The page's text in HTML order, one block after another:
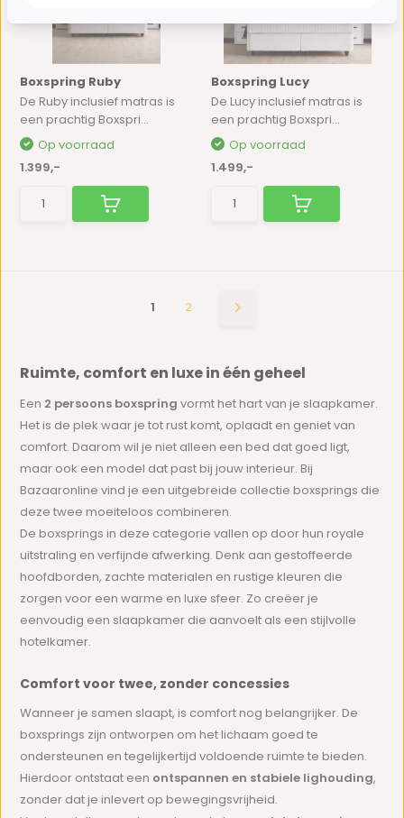
Boxspring Ruby
De Ruby inclusief matras is
een prachtig Boxspri...
Op voorraad
1.399,-
Boxspring Lucy
De Lucy inclusief matras is
een prachtig Boxspri...
Op voorraad
1.499,-
1 2
Ruimte, comfort en luxe in één geheel
Een 2 persoons boxspring vormt het hart van je slaapkamer.
Het is de plek waar je tot rust komt, oplaadt en geniet van
comfort. Daarom wil je niet alleen een bed dat goed ligt,
maar ook een model dat past bij jouw interieur. Bij
Bazaaronline vind je een uitgebreide collectie boxsprings die
deze twee moeiteloos combineren.
De boxsprings in deze categorie vallen op door hun royale
uitstraling en verfijnde afwerking. Denk aan gestoffeerde
hoofdborden, zachte materialen en rustige kleuren die
zorgen voor een warme en luxe sfeer. Zo creëer je
eenvoudig een slaapkamer die aanvoelt als een stijlvolle
hotelkamer.
Comfort voor twee, zonder concessies
Wanneer je samen slaapt, is comfort nog belangrijker. De
boxsprings zijn ontworpen om het lichaam goed te
ondersteunen en tegelijkertijd voldoende ruimte te bieden.
Hierdoor ontstaat een ontspannen en stabiele lighouding,
zonder dat je inlevert op bewegingsvrijheid.